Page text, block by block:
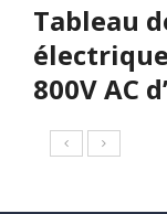
Tableau
800V AC